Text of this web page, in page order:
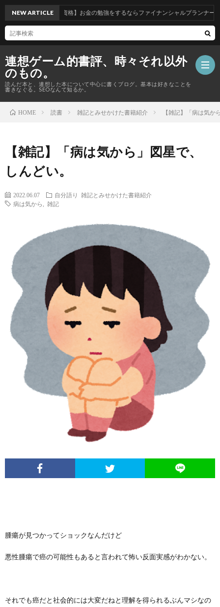
連想ゲーム的書評、時々それ以外
のもの。
読んだ本と、連想した本について中心に書くブログ。基本は好きなことを
書きなぐる。SEOなんて知るか。
【資
レ
ジ
内
（未
NEW ARTICLE【資格】お金の勉強をするならファイナンシャルプランナー3級
HOME 読書 雑記とみせかけた書籍紹介 【雑記】「病は気か
【雑記】「病は気から」図星で、
しんどい。
2022.06.07 自分語り
雑記とみせかけた書籍紹介
病は気から
雑記
腫瘍が見つかってショックなんだけど
悪性腫瘍で癌の可能性もあると言われて怖い反面実感がわかない。
それでも癌だと社会的には大変だねと理解を得られるぶんマシなの